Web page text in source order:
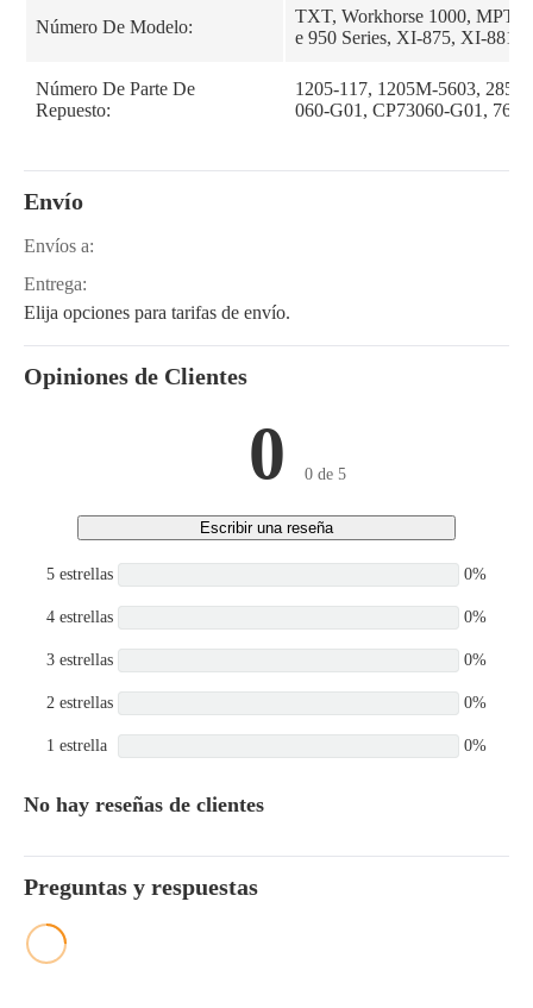
Número De Modelo:
TXT, Workhorse 1000,
e 950 Series, XI-875, XI-881,
Número De Parte De
Repuesto:
1205-117, 1205M-5603,
060-G01, CP73060-G01, 76-
Envío
Envíos a:
Entrega:
Elija opciones para tarifas de envío.
Opiniones de Clientes
0 0 de 5
Escribir una reseña
5 estrellas 0%
4 estrellas 0%
3 estrellas 0%
2 estrellas 0%
1 estrella 0%
No hay reseñas de clientes
Preguntas y respuestas